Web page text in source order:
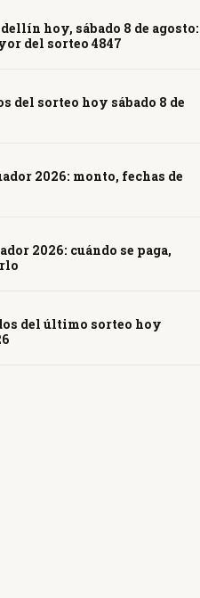
hoy, sábado 8 de agosto:
del sorteo 4847
del sorteo hoy sábado 8 de
2026: monto, fechas de
2026: cuándo se paga,
del último sorteo hoy